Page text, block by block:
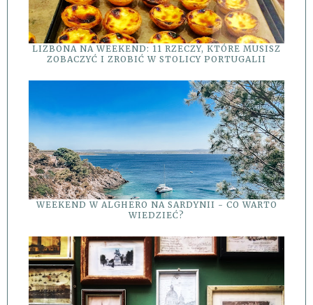
LIZBONA NA WEEKEND: 11 RZECZY, KTÓRE MUSISZ
ZOBACZYĆ I ZROBIĆ W STOLICY PORTUGALII
WEEKEND W ALGHERO NA SARDYNII - CO WARTO
WIEDZIEĆ?